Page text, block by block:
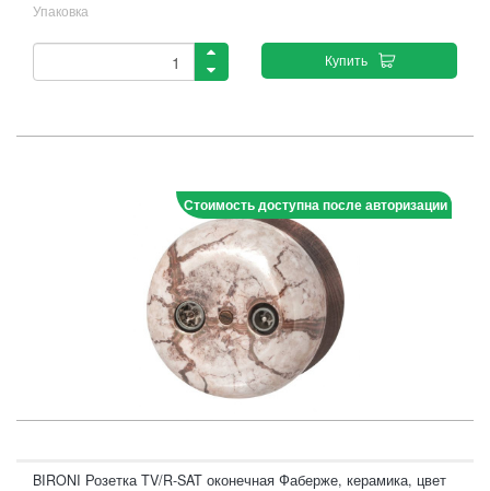
Упаковка
Купить
Стоимость доступна после авторизации
BIRONI Розетка TV/R-SAT оконечная Фаберже, керамика, цвет